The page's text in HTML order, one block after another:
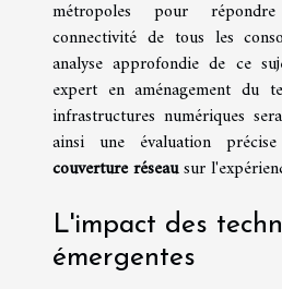
métropoles pour
connectivité de tous les
analyse approfondie de ce
expert en aménagement du
infrastructures numériques
ainsi une évaluation
couverture réseausur
L'impact des
émergentes